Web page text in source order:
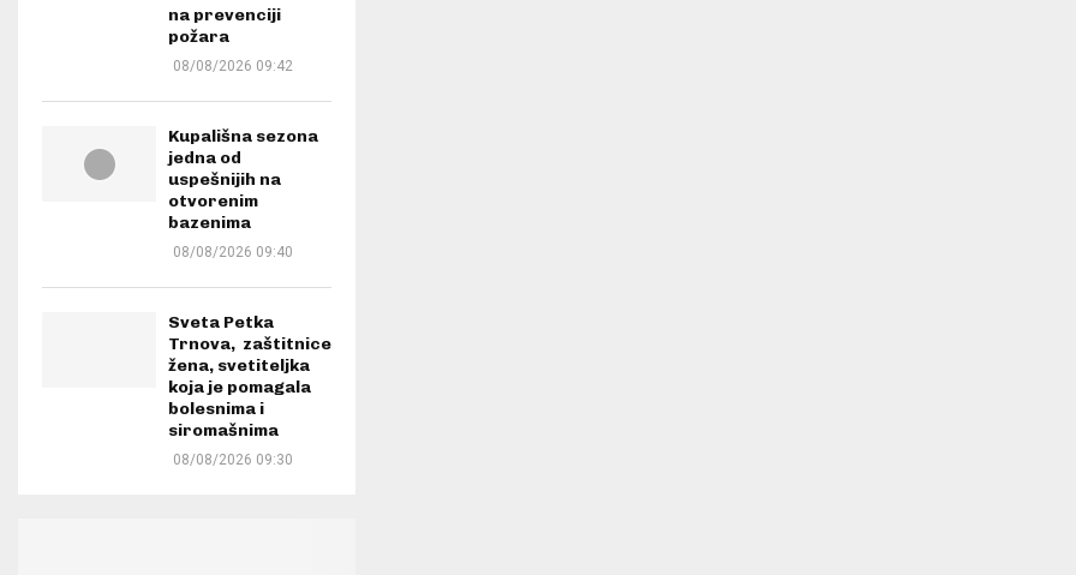
na prevenciji
požara
08/08/2026 09:42
Kupališna sezona
jedna od
uspešnijih na
otvorenim
bazenima
08/08/2026 09:40
Sveta Petka
Trnova, zaštitnice
žena, svetiteljka
koja je pomagala
bolesnima i
siromašnima
08/08/2026 09:30